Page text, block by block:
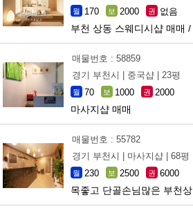
월 170 보 2000 권 없음
부천 상동 스웨디시샵 매매 /
매물번호 : 58859
경기 부천시 |
중국샵 | 23평
월 70 보 1000 권 2000
마사지샵 매매
매물번호 : 55782
경기 부천시 |
마사지샵 | 68평
월 230 보 2500 권 6000
목좋고 단골손님많은 부천